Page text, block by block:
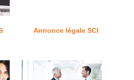
Annonce légale SCI